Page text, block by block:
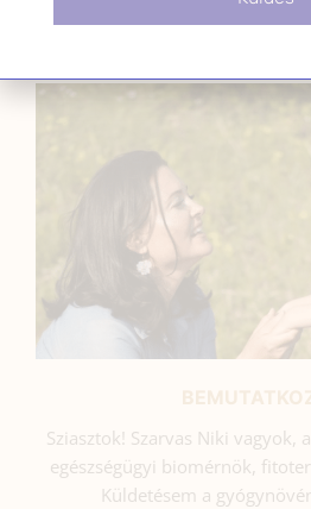
Sziasztok! Szarvas Niki vagyok,
egészségügyi biomérnök,
Küldetésem a